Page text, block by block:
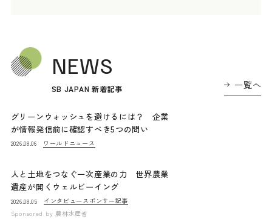
NEWS
SB JAPAN 新着記事 一覧へ
グリーンウォッシュを避けるには？ 企業
が情報発信前に確認すべき5つの問い
2026.08.06 ワールドニュース
人と土地をつなぐ一次産業の力 世界農業
遺産が開くウェルビーイング
2026.08.05 インタビュー スポンサー記事
Sponsored by 農林水産省